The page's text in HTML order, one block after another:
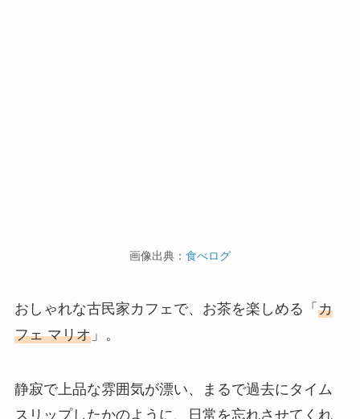
画像出典： 食べログ
おしゃれな古民家カフェで、お茶を楽しめる「カ
フェ マリオ」。
静寂で上品な雰囲気が漂い、まるで過去にタイム
スリップしたかのように、日常を忘れさせてくれ